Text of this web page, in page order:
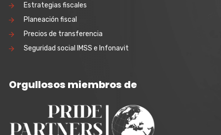
Estrategias fiscales
Planeación fiscal
Precios de transferencia
Seguridad social IMSS e Infonavit
Orgullosos miembros de